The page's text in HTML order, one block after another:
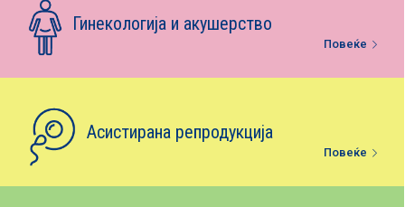
Е-библиотека
Гинекологија и акушерство
Повеќе
Асистирана репродукција
Повеќе